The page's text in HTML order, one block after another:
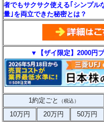
者でもサクサク使える｢シンプル
量｣を両立できた秘密とは？
▼【ザイ限定】2000円
1約定ごと （税込）
10万円
20万円 50万円